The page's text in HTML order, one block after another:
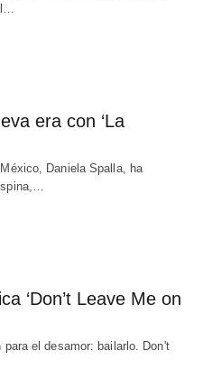
era con ‘La
Daniela Spalla, ha
‘Don’t Leave Me on
el desamor: bailarlo. Don't